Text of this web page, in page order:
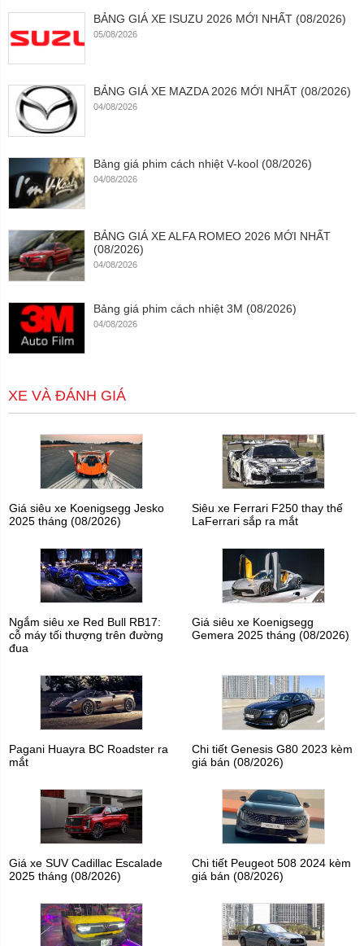
BẢNG GIÁ XE ISUZU 2026 MỚI NHẤT (08/2026)
05/08/2026
BẢNG GIÁ XE MAZDA 2026 MỚI NHẤT (08/2026)
04/08/2026
Bảng giá phim cách nhiệt V-kool (08/2026)
04/08/2026
BẢNG GIÁ XE ALFA ROMEO 2026 MỚI NHẤT
(08/2026)
04/08/2026
Bảng giá phim cách nhiệt 3M (08/2026)
04/08/2026
XE VÀ ĐÁNH GIÁ
Giá siêu xe Koenigsegg Jesko
2025 tháng (08/2026)
Siêu xe Ferrari F250 thay thế
LaFerrari sắp ra mắt
Ngắm siêu xe Red Bull RB17:
cỗ máy tối thượng trên đường
đua
Giá siêu xe Koenigsegg
Gemera 2025 tháng (08/2026)
Pagani Huayra BC Roadster ra
mắt
Chi tiết Genesis G80 2023 kèm
giá bán (08/2026)
Giá xe SUV Cadillac Escalade
2025 tháng (08/2026)
Chi tiết Peugeot 508 2024 kèm
giá bán (08/2026)